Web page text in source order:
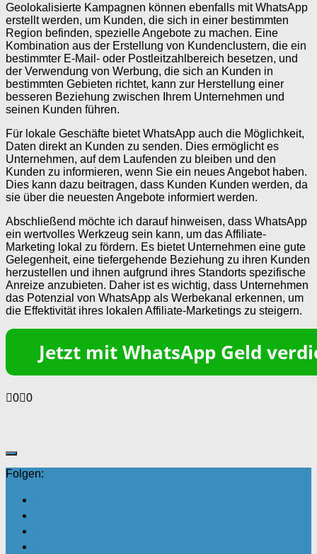
Geolokalisierte Kampagnen können ebenfalls mit WhatsApp
erstellt werden, um Kunden, die sich in einer bestimmten
Region befinden, spezielle Angebote zu machen. Eine
Kombination aus der Erstellung von Kundenclustern, die ein
bestimmter E-Mail- oder Postleitzahlbereich besetzen, und
der Verwendung von Werbung, die sich an Kunden in
bestimmten Gebieten richtet, kann zur Herstellung einer
besseren Beziehung zwischen Ihrem Unternehmen und
seinen Kunden führen.
Für lokale Geschäfte bietet WhatsApp auch die Möglichkeit,
Daten direkt an Kunden zu senden. Dies ermöglicht es
Unternehmen, auf dem Laufenden zu bleiben und den
Kunden zu informieren, wenn Sie ein neues Angebot haben.
Dies kann dazu beitragen, dass Kunden Kunden werden, da
sie über die neuesten Angebote informiert werden.
Abschließend möchte ich darauf hinweisen, dass WhatsApp
ein wertvolles Werkzeug sein kann, um das Affiliate-
Marketing lokal zu fördern. Es bietet Unternehmen eine gute
Gelegenheit, eine tiefergehende Beziehung zu ihren Kunden
herzustellen und ihnen aufgrund ihres Standorts spezifische
Anreize anzubieten. Daher ist es wichtig, dass Unternehmen
das Potenzial von WhatsApp als Werbekanal erkennen, um
die Effektivität ihres lokalen Affiliate-Marketings zu steigern.
Anklicken
0 Anklicken
0
Folgen: